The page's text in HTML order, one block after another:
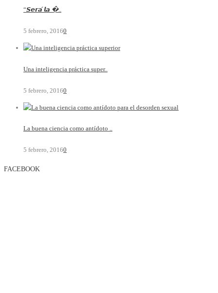
“𝙎𝙚𝙧𝙖́ 𝙡𝙖 �..
5 febrero, 20160
Una inteligencia práctica super..
5 febrero, 20160
La buena ciencia como antídoto ..
5 febrero, 20160
FACEBOOK